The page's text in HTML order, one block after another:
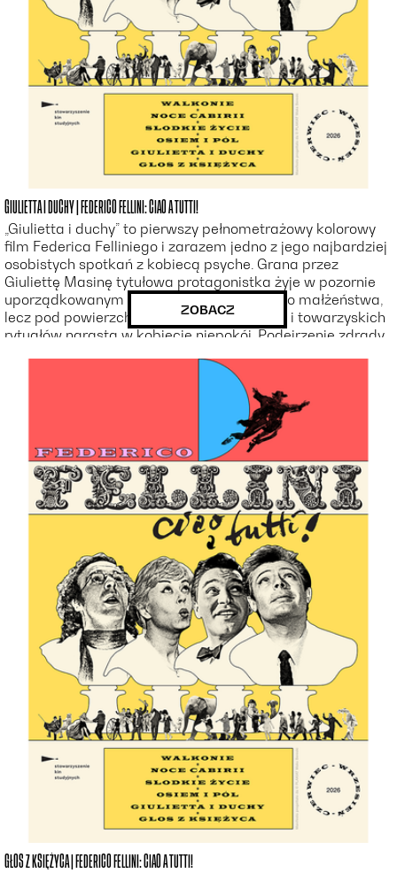
GIULIETTA I DUCHY | FEDERICO FELLINI: CIAO A TUTTI!
„Giulietta i duchy” to pierwszy pełnometrażowy kolorowy
film Federica Felliniego i zarazem jedno z jego najbardziej
osobistych spotkań z kobiecą psyche. Grana przez
Giuliettę Masinę tytułowa protagonistka żyje w pozornie
uporządkowanym świecie mieszczańskiego małżeństwa,
lecz pod powierzchnią eleganckiego domu i towarzyskich
rytuałów narasta w kobiecie niepokój. Podejrzenie zdrady
siebie - w przestrzeń wspomnień, intymnych fantazji,
lęków i pragnień, których nie da się już dłużej uciszyć. Tam,
gdzie wcześniejszy Fellini często opowiadał o
mężczyznach uciekających przed dorosłością, tutaj
przygląda się kobiecie, która musi odnaleźć własny głos w
świecie zbudowanym z cudzych oczekiwań.
„Giulietta i duchy” można wręcz interpretować jako
kobiecy odpowiednik „Osiem i pół” (1963). Zamiast kryzysu
artysty mamy kryzys małżeństwa, zamiast twórczej
niemocy - duchowe przebudzenie kogoś, kto właściwie od
urodzenia uczony był posłuszeństwa. Film bywa kapryśny,
zmysłowy, chwilami przesadny, ale właśnie w tej barwnej
przesadzie kryje się jego największa siła.
Nagrody: Oscary (nominacje) - Najlepsza scenografia -
filmy kolorowe Piero Gherardi, Najlepsze kostiumy - filmy
kolorowe Piero Gherardi, Złoty Glob - Najlepszy film
zagraniczny, David di Donatello - Najlepsza aktorka
pierwszoplanowa Giulietta Masina
ZOBACZ
GŁOS Z KSIĘŻYCA | FEDERICO FELLINI: CIAO A TUTTI!